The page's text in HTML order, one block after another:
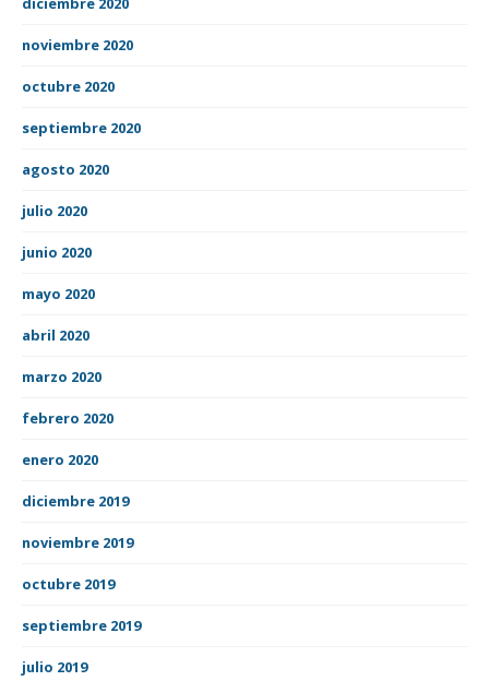
noviembre 2020
octubre 2020
septiembre 2020
agosto 2020
julio 2020
junio 2020
mayo 2020
abril 2020
marzo 2020
febrero 2020
enero 2020
diciembre 2019
noviembre 2019
octubre 2019
septiembre 2019
julio 2019